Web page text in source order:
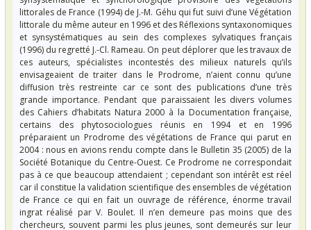
littorales de France (1994) de J.-M. Géhu qui fut suivi d’une Végétation
littorale du même auteur en 1996 et des Réflexions syntaxonomiques
et synsystématiques au sein des complexes sylvatiques français
(1996) du regretté J.-Cl. Rameau. On peut déplorer que les travaux de
ces auteurs, spécialistes incontestés des milieux naturels qu’ils
envisageaient de traiter dans le Prodrome, n’aient connu qu’une
diffusion très restreinte car ce sont des publications d’une très
grande importance. Pendant que paraissaient les divers volumes
des Cahiers d’habitats Natura 2000 à la Documentation française,
certains des phytosociologues réunis en 1994 et en 1996
préparaient un Prodrome des végétations de France qui parut en
2004 : nous en avions rendu compte dans le Bulletin 35 (2005) de la
Société Botanique du Centre-Ouest. Ce Prodrome ne correspondait
pas à ce que beaucoup attendaient ; cependant son intérêt est réel
car il constitue la validation scientifique des ensembles de végétation
de France ce qui en fait un ouvrage de référence, énorme travail
ingrat réalisé par V. Boulet. Il n’en demeure pas moins que des
chercheurs, souvent parmi les plus jeunes, sont demeurés sur leur